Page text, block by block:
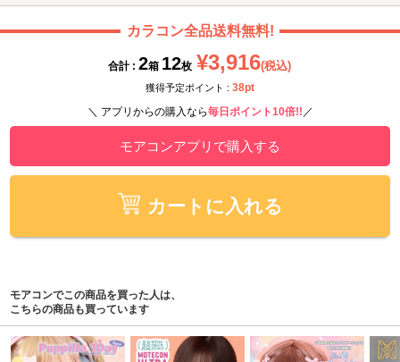
カラコン全品送料無料!
合計 : 2箱 12枚 ¥3,916(税込)
獲得予定ポイント : 38pt
＼ アプリからの購入なら毎日ポイント10倍!! ／
モアコンアプリで購入する
カートに入れる
モアコンでこの商品を買った人は、
こちらの商品も買っています